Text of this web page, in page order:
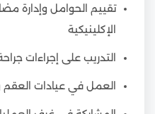
تقييم الحوامل وإدارة
الإكلينيكية
التدريب على إجراءات
العمل في عيادات العقم